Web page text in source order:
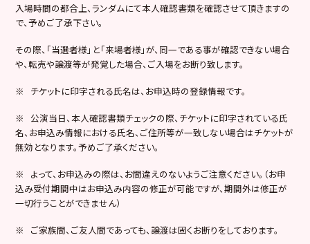
入場時間の都合上、ランダムにて本人確認書類を確認させて頂きますの
で、予めご了承下さい。
その際、「当選者様」と「来場者様」が、同一である事が確認できない場合
や、転売や譲渡等が発覚した場合、ご入場をお断り致します。
※ チケットに印字される氏名は、お申込時の登録情報です。
※ 公演当日、本人確認書類チェックの際、チケットに印字されている氏
名、お申込み情報における氏名、ご住所等が一致しない場合はチケットが
無効となります。予めご了承ください。
※ よって、お申込みの際は、お間違えのないようご注意ください。（お申
込み受付期間中はお申込み内容の修正が可能ですが、期間外は修正が
一切行うことができません）
※ ご家族間、ご友人間であっても、譲渡は固くお断りをしております。